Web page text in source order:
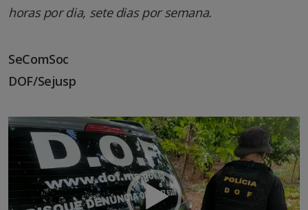
horas por dia, sete dias por semana.
SeComSoc
DOF/Sejusp
Tocador
de
vídeo